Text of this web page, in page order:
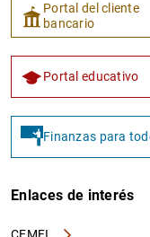
Portal del cliente
bancario
Portal educativo
Finanzas para
Enlaces de interés
CEMFI